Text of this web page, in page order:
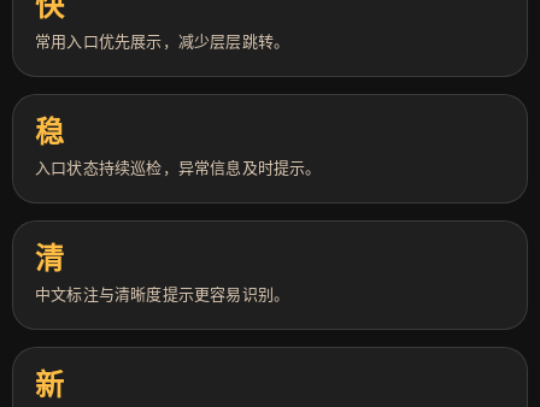
常用入口优先展示，减少层层跳转。
稳
入口状态持续巡检，异常信息及时提示。
清
中文标注与清晰度提示更容易识别。
新